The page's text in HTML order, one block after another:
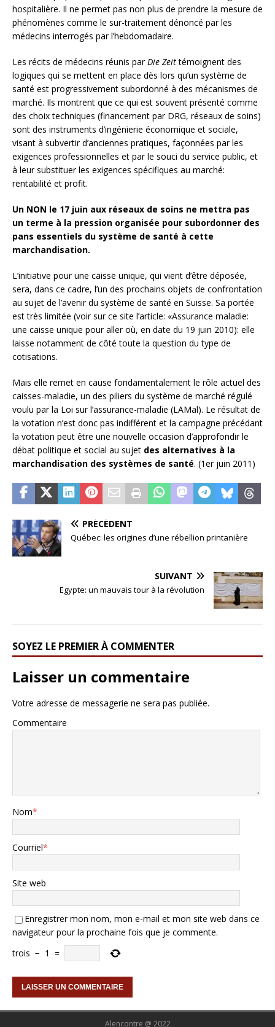
hospitalière. Il ne permet pas non plus de prendre la mesure de
phénomènes comme le sur-traitement dénoncé par les
médecins interrogés par l’hebdomadaire.
Les récits de médecins réunis parDie Zeittémoignent des
logiques qui se mettent en place dès lors qu’un système de
santé est progressivement subordonné à des mécanismes de
marché. Ils montrent que ce qui est souvent présenté comme
des choix techniques (financement par DRG, réseaux de soins)
sont des instruments d’ingénierie économique et sociale,
visant à subvertir d’anciennes pratiques, façonnées par les
exigences professionnelles et par le souci du service public, et
à leur substituer les exigences spécifiques au marché:
rentabilité et profit.
Un NON le 17 juin aux réseaux de soins ne mettra pas
un terme à la pression organisée pour subordonner des
pans essentiels du système de santé à cette
marchandisation.
L’initiative pour une caisse unique, qui vient d’être déposée,
sera, dans ce cadre, l’un des prochains objets de confrontation
au sujet de l’avenir du système de santé en Suisse. Sa portée
est très limitée (voir sur ce site l’article: «Assurance maladie:
une caisse unique pour aller où, en date du 19 juin 2010): elle
laisse notamment de côté toute la question du type de
cotisations.
Mais elle remet en cause fondamentalement le rôle actuel des
caisses-maladie, un des piliers du système de marché régulé
voulu par la Loi sur l’assurance-maladie (LAMal). Le résultat de
la votation n’est donc pas indifférent et la campagne précédant
la votation peut être une nouvelle occasion d’approfondir le
débat politique et social au sujet des alternatives à la
marchandisation des systèmes de santé. (1er juin 2011)
PRÉCÉDENT
Québec: les origines d’une rébellion printanière
SUIVANT
Egypte: un mauvais tour à la révolution
SOYEZ LE PREMIER À COMMENTER
Laisser un commentaire
Votre adresse de messagerie ne sera pas publiée.
Commentaire
Nom*
Courriel*
Site web
Enregistrer mon nom, mon e-mail et mon site web dans ce
navigateur pour la prochaine fois que je commente.
trois − 1 =
Alencontre @ 2022